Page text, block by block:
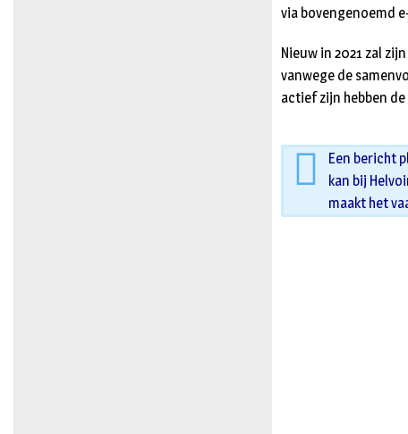
via bovengenoemd
Nieuw in 2021 zal
vanwege de
actief zijn hebben
Een bericht
kan bij
maakt het